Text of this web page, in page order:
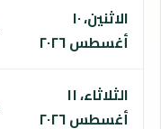
الاثنين، ١٠
أغسطس ٢٠٢٦
الثلاثاء، ١١
أغسطس ٢٠٢٦